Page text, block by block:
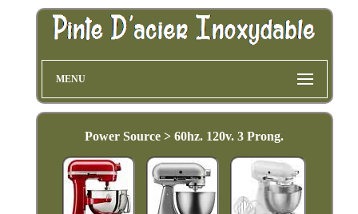
MENU
Power Source > 60hz. 120v. 3 Prong.